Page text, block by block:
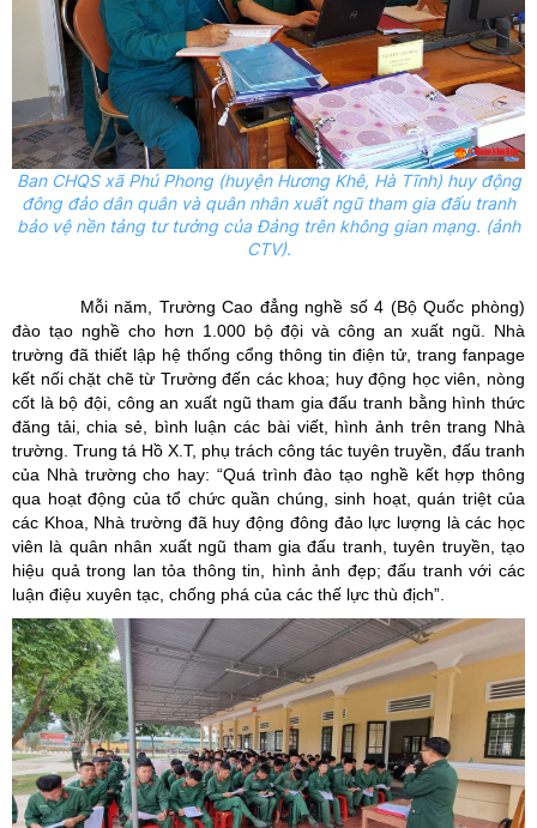
Ban CHQS xã Phú Phong (huyện Hương Khê, Hà Tĩnh) huy động
đông đảo dân quân và quân nhân xuất ngũ tham gia đấu tranh
bảo vệ nền tảng tư tưởng của Đảng trên không gian mạng. (ảnh
CTV).
Mỗi năm, Trường Cao đẳng nghề số 4 (Bộ Quốc phòng)
đào tạo nghề cho hơn 1.000 bộ đội và công an xuất ngũ. Nhà
trường đã thiết lập hệ thống cổng thông tin điện tử, trang fanpage
kết nối chặt chẽ từ Trường đến các khoa; huy động học viên, nòng
cốt là bộ đội, công an xuất ngũ tham gia đấu tranh bằng hình thức
đăng tải, chia sẻ, bình luận các bài viết, hình ảnh trên trang Nhà
trường. Trung tá Hồ X.T, phụ trách công tác tuyên truyền, đấu tranh
của Nhà trường cho hay: “Quá trình đào tạo nghề kết hợp thông
qua hoạt động của tổ chức quần chúng, sinh hoạt, quán triệt của
các Khoa, Nhà trường đã huy động đông đảo lực lượng là các học
viên là quân nhân xuất ngũ tham gia đấu tranh, tuyên truyền, tạo
hiệu quả trong lan tỏa thông tin, hình ảnh đẹp; đấu tranh với các
luận điệu xuyên tạc, chống phá của các thế lực thù địch”.